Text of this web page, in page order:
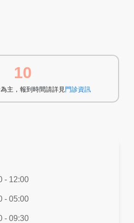
10
主，報到時間請詳見 門診資訊
- 12:00
- 05:00
- 09:30